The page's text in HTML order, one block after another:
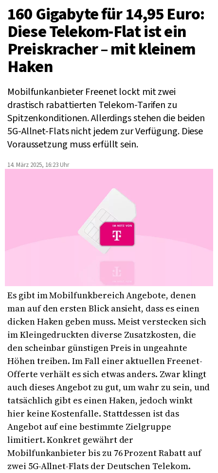
160 Gigabyte für 14,95 Euro:
Diese Telekom-Flat ist ein
Preiskracher – mit kleinem
Haken
Mobilfunkanbieter Freenet lockt mit zwei
drastisch rabattierten Telekom-Tarifen zu
Spitzenkonditionen. Allerdings stehen die beiden
5G-Allnet-Flats nicht jedem zur Verfügung. Diese
Voraussetzung muss erfüllt sein.
14. März 2025, 16:23 Uhr
Es gibt im Mobilfunkbereich Angebote, denen
man auf den ersten Blick ansieht, dass es einen
dicken Haken geben muss. Meist verstecken sich
im Kleingedruckten diverse Zusatzkosten, die
den scheinbar günstigen Preis in ungeahnte
Höhen treiben. Im Fall einer aktuellen Freenet-
Offerte verhält es sich etwas anders. Zwar klingt
auch dieses Angebot zu gut, um wahr zu sein, und
tatsächlich gibt es einen Haken, jedoch winkt
hier keine Kostenfalle. Stattdessen ist das
Angebot auf eine bestimmte Zielgruppe
limitiert. Konkret gewährt der
Mobilfunkanbieter bis zu 76 Prozent Rabatt auf
zwei 5G-Allnet-Flats der Deutschen Telekom.